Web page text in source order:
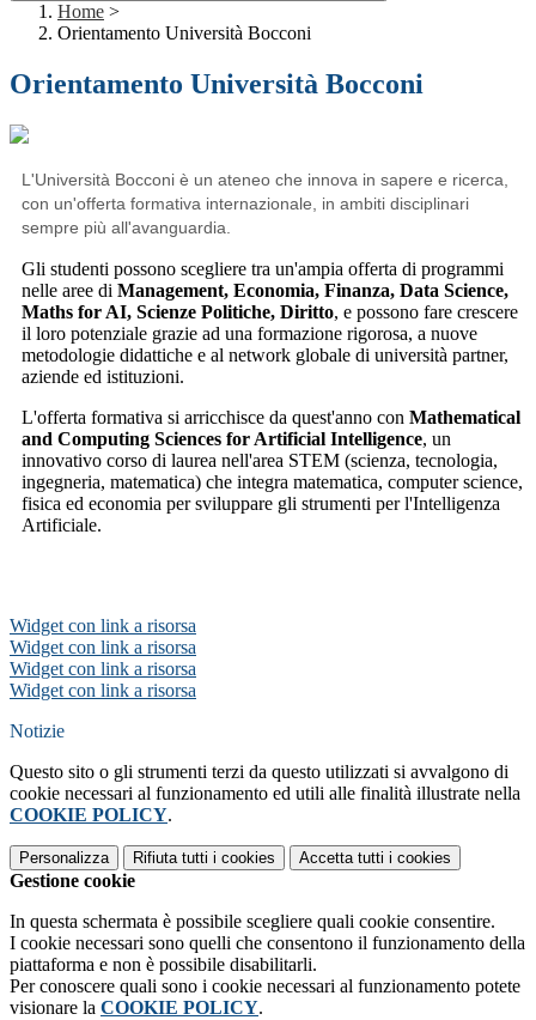
Home >
Orientamento Università Bocconi
Orientamento Università Bocconi
L'Università Bocconi è un ateneo che innova in sapere e ricerca,
con un'offerta formativa internazionale, in ambiti disciplinari
sempre più all'avanguardia.
Gli studenti possono scegliere tra un'ampia offerta di programmi
nelle aree di Management, Economia, Finanza, Data Science,
Maths for AI, Scienze Politiche, Diritto, e possono fare crescere
il loro potenziale grazie ad una formazione rigorosa, a nuove
metodologie didattiche e al network globale di università partner,
aziende ed istituzioni.
L'offerta formativa si arricchisce da quest'anno con Mathematical
and Computing Sciences for Artificial Intelligence, un
innovativo corso di laurea nell'area STEM (scienza, tecnologia,
ingegneria, matematica) che integra matematica, computer science,
fisica ed economia per sviluppare gli strumenti per l'Intelligenza
Artificiale.
Widget con link a risorsa
Widget con link a risorsa
Widget con link a risorsa
Widget con link a risorsa
Notizie
Questo sito o gli strumenti terzi da questo utilizzati si avvalgono di
cookie necessari al funzionamento ed utili alle finalità illustrate nella
COOKIE POLICY.
Personalizza Rifiuta tutti i cookies Accetta tutti i cookies
Gestione cookie
In questa schermata è possibile scegliere quali cookie consentire.
I cookie necessari sono quelli che consentono il funzionamento della
piattaforma e non è possibile disabilitarli.
Per conoscere quali sono i cookie necessari al funzionamento potete
visionare la COOKIE POLICY.